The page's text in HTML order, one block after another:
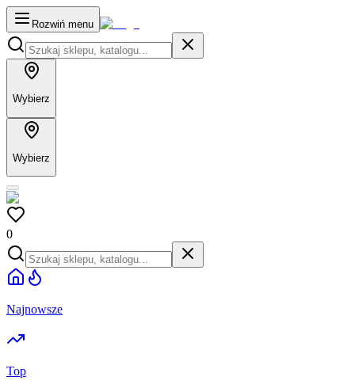
Rozwiń menu
Wybierz
Wybierz
0
Najnowsze
Top